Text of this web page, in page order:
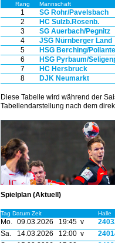
Rang Mannschaft
1 SG Rohr/Pavelsbach
2
HC Sulzb.Rosenb.
3
SG Auerbach/Pegnitz
4
JSG Nürnberger Land
5
HSG Berching/
6
HSG Pyrbaum/
7
HC Hersbruck
8
DJK Neumarkt
Diese Tabelle wird während der
Tabellendarstellung nach dem
Spielplan (Aktuell)
Tag Datum Zeit Halle
Mo. 09.03.2026 19:45 v
Sa.
14.03.2026 12:00 v